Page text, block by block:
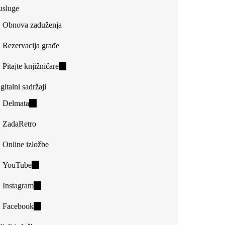
Obnova zaduženja
Rezervacija građe
Pitajte knjižničare(link
sadržaji
Delmata
external)
ZadaRetro
Online izložbe
YouTube(link
external)
Instagram(link
external)
Facebook(link